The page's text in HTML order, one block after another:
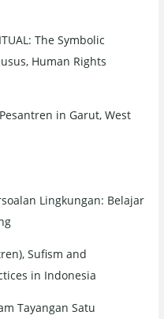
The Symbolic
Human Rights
in Garut, West
Lingkungan: Belajar
Sufism and
in Indonesia
Tayangan Satu